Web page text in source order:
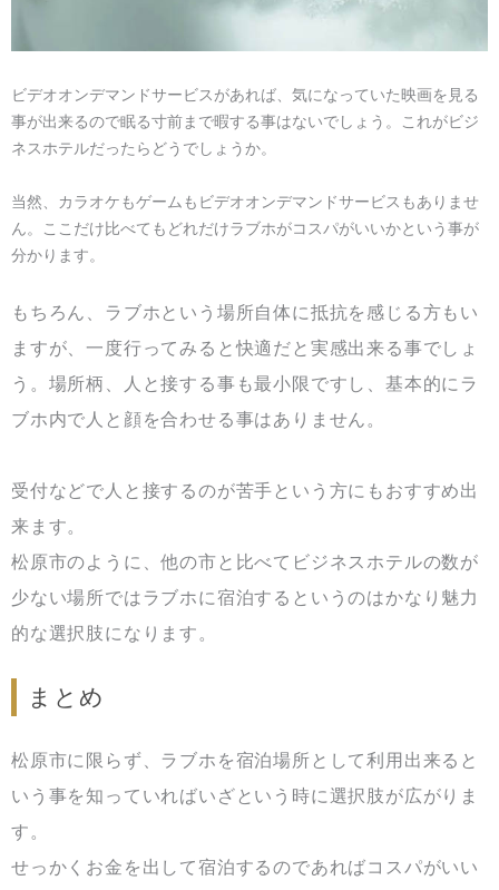
ビデオオンデマンドサービスがあれば、気になっていた映画を見る
事が出来るので眠る寸前まで暇する事はないでしょう。これがビジ
ネスホテルだったらどうでしょうか。
当然、カラオケもゲームもビデオオンデマンドサービスもありませ
ん。ここだけ比べてもどれだけラブホがコスパがいいかという事が
分かります。
もちろん、ラブホという場所自体に抵抗を感じる方もい
ますが、一度行ってみると快適だと実感出来る事でしょ
う。場所柄、人と接する事も最小限ですし、基本的にラ
ブホ内で人と顔を合わせる事はありません。
受付などで人と接するのが苦手という方にもおすすめ出
来ます。
松原市のように、他の市と比べてビジネスホテルの数が
少ない場所ではラブホに宿泊するというのはかなり魅力
的な選択肢になります。
まとめ
松原市に限らず、ラブホを宿泊場所として利用出来ると
いう事を知っていればいざという時に選択肢が広がりま
す。
せっかくお金を出して宿泊するのであればコスパがいい